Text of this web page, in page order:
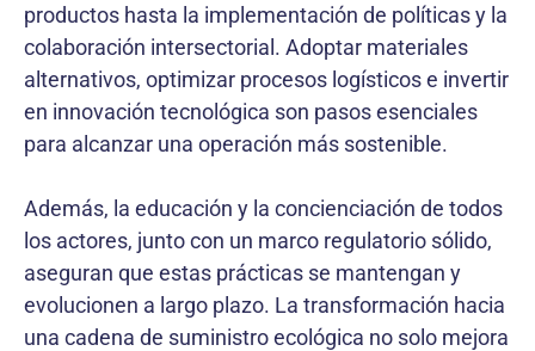
productos hasta la implementación de políticas y la
colaboración intersectorial. Adoptar materiales
alternativos, optimizar procesos logísticos e invertir
en innovación tecnológica son pasos esenciales
para alcanzar una operación más sostenible.
Además, la educación y la concienciación de todos
los actores, junto con un marco regulatorio sólido,
aseguran que estas prácticas se mantengan y
evolucionen a largo plazo. La transformación hacia
una cadena de suministro ecológica no solo mejora